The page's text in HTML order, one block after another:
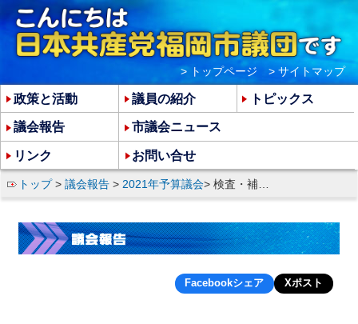
トップ> 議会報告 > 2021年予算議会> 検査・補償・接種などコロナ対策の充実を
Facebookシェア Xポスト
政策と活動 議員の紹介 トピックス
議会報告 市議会ニュース
リンク お問い合せ
> トップページ > サイトマップ